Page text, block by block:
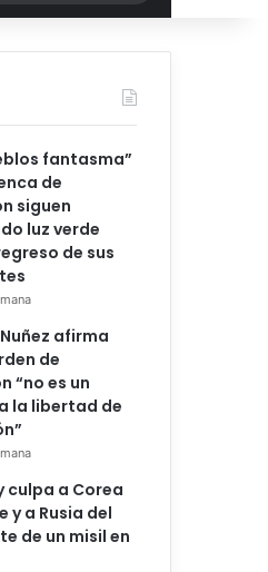
fantasma”
de
siguen
luz verde
de sus
afirma
de
“no es un
la libertad de
culpa a Corea
y a Rusia del
de un misil en